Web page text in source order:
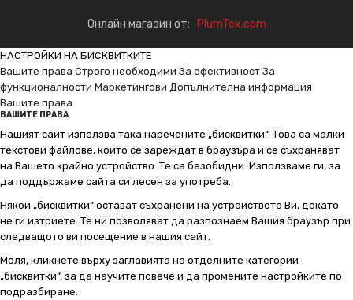
Онлайн магазин от: PlumTex.com
НАСТРОЙКИ НА БИСКВИТКИТЕ
Вашите права Строго необходими За ефективност За
функционалности Маркетингови Допълнителна информация
Вашите права
ВАШИТЕ ПРАВА
Нашият сайт използва така наречените „бисквитки“. Това са малки
текстови файлове, които се зареждат в браузъра и се съхраняват
на Вашето крайно устройство. Те са безобидни. Използваме ги, за
да поддържаме сайта си лесен за употреба.
Някои „бисквитки“ остават съхранени на устройството Ви, докато
не ги изтриете. Те ни позволяват да разпознаем Вашия браузър при
следващото ви посещение в нашия сайт.
Моля, кликнете върху заглавията на отделните категории
„бисквитки“, за да научите повече и да промените настройките по
подразбиране.